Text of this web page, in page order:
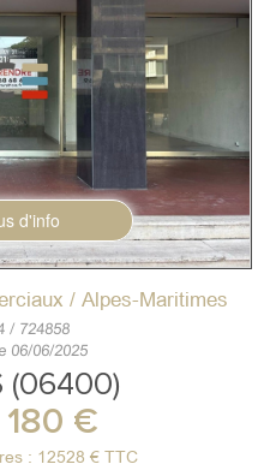
d'info
/ Alpes-Maritimes
/ 724858
06/06/2025
(06400)
€
: 12528 € TTC